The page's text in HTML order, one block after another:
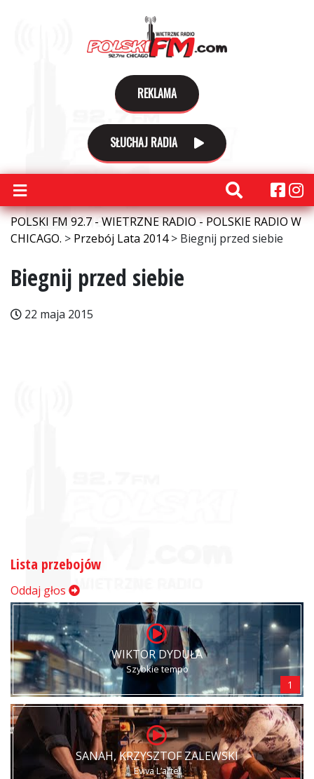
REKLAMA
SŁUCHAJ RADIA
POLSKI FM 92.7 - WIETRZNE RADIO - POLSKIE RADIO W
CHICAGO. > Przebój Lata 2014> Biegnij przed siebie
Biegnij przed siebie
22 maja 2015
Lista przebojów
Oddaj głos
WIKTOR DYDUŁA
Szybkie tempo
1
SANAH, KRZYSZTOF ZALEWSKI
Eviva L’arte!